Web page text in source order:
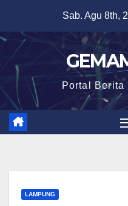
content
Sab. Agu 8th,
Portal Berita
LAMPUNG